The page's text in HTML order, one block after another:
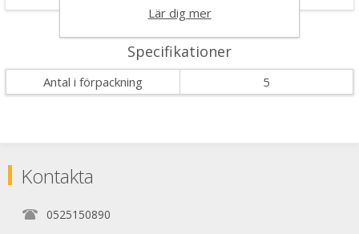
Specifikationer
Antal i förpackning 5
Kontakta
0525150890
Lär dig mer